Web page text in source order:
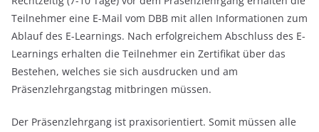
Teilnehmer eine E-Mail vom DBB mit allen Informationen zum
Ablauf des E-Learnings. Nach erfolgreichem Abschluss des E-
Learnings erhalten die Teilnehmer ein Zertifikat über das
Bestehen, welches sie sich ausdrucken und am
Präsenzlehrgangstag mitbringen müssen.
Der Präsenzlehrgang ist praxisorientiert. Somit müssen alle